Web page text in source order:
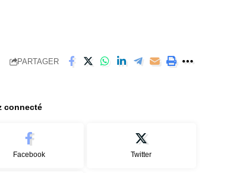
PARTAGER
connecté
Facebook Twitter